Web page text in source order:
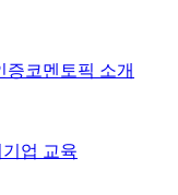
증코멘토픽 소개
기업 교육